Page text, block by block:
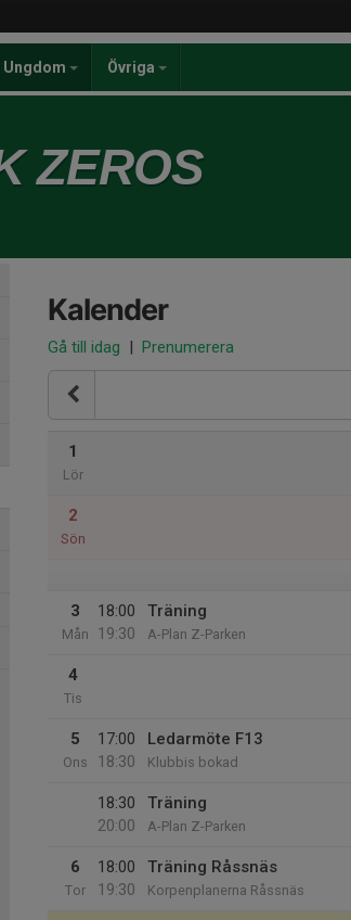
Ungdom Övriga
ZEROS
Kalender
Gå till idag | Prenumerera
1
Lör
2
Sön
3
Mån
18:00
19:30
Träning
A-Plan Z-Parken
4
Tis
5
Ons
17:00
18:30
Ledarmöte F13
Klubbis bokad
18:30
20:00
Träning
A-Plan Z-Parken
6
Tor
18:00
19:30
Träning Råssnäs
Korpenplanerna Råssnäs